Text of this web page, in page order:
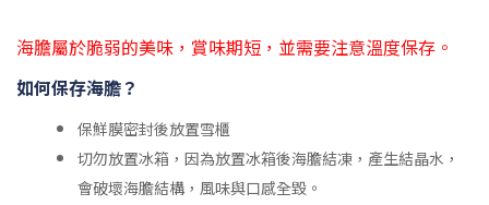
海膽屬於脆弱的美味，賞味期短，並需要注意溫度保存。
如何保存海膽？
保鮮膜密封後放置雪櫃
切勿放置冰箱，因為放置冰箱後海膽結凍，產生結晶水，
會破壞海膽結構，風味與口感全毀。